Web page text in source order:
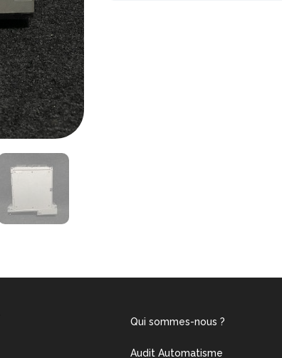
Qui sommes-nous ?
Audit Automatisme